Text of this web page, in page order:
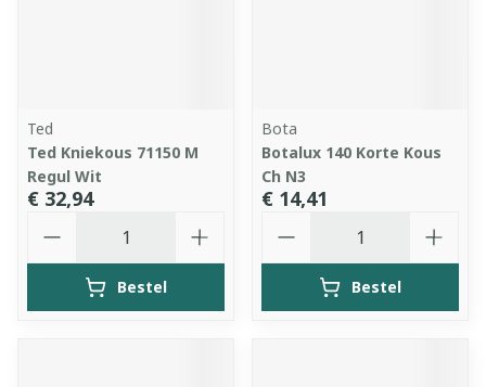
Ted
Ted Kniekous 71150 M
Regul Wit
€ 32,94
Bestel
Bota
Botalux 140 Korte Kous
Ch N3
€ 14,41
Bestel